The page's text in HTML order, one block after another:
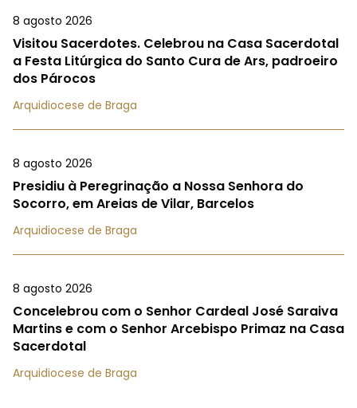
8 agosto 2026
Visitou Sacerdotes. Celebrou na Casa Sacerdotal
a Festa Litúrgica do Santo Cura de Ars, padroeiro
dos Párocos
Arquidiocese de Braga
8 agosto 2026
Presidiu à Peregrinação a Nossa Senhora do
Socorro, em Areias de Vilar, Barcelos
Arquidiocese de Braga
8 agosto 2026
Concelebrou com o Senhor Cardeal José Saraiva
Martins e com o Senhor Arcebispo Primaz na Casa
Sacerdotal
Arquidiocese de Braga